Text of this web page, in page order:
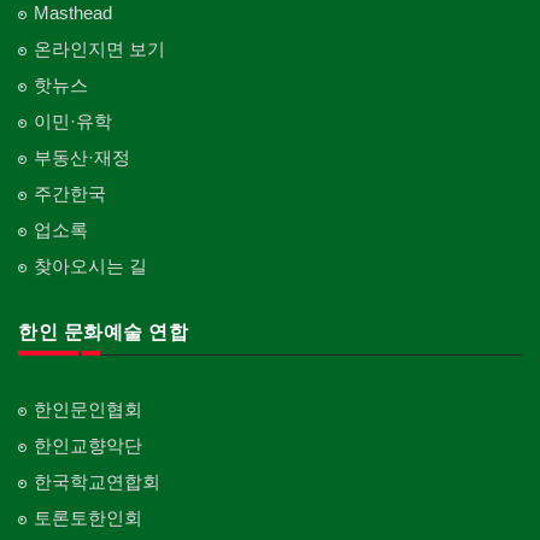
Masthead
온라인지면 보기
핫뉴스
이민·유학
부동산·재정
주간한국
업소록
찾아오시는 길
한인 문화예술 연합
한인문인협회
한인교향악단
한국학교연합회
토론토한인회